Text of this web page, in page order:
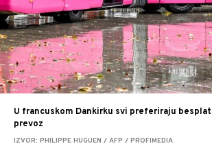
U francuskom Dankirku svi preferiraju
prevoz
IZVOR: PHILIPPE HUGUEN / AFP / PROFIMEDIA